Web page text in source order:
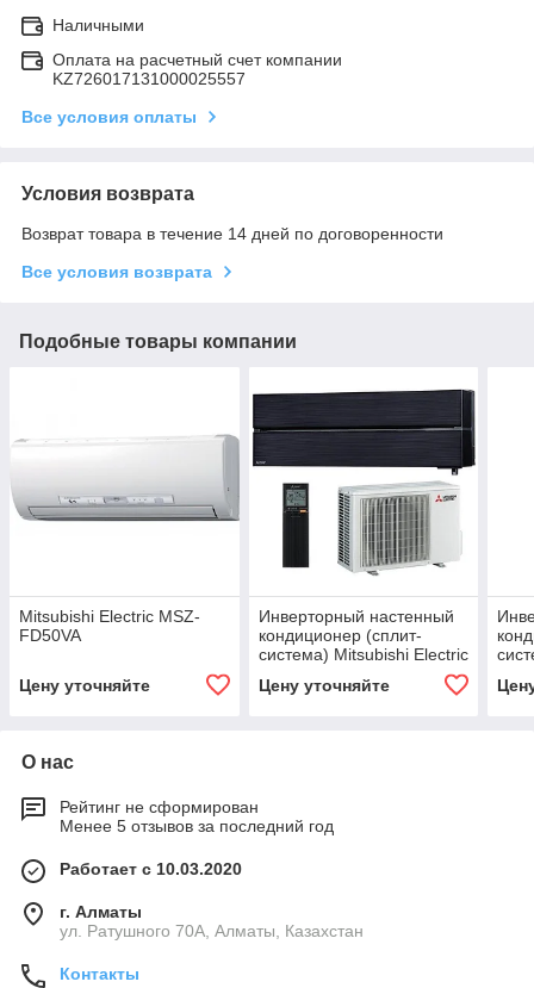
Наличными
Оплата на расчетный счет компании
KZ726017131000025557
Все условия оплаты
Условия возврата
Возврат товара в течение 14 дней по договоренности
Все условия возврата
Подобные товары компании
Mitsubishi Electric MSZ-
FD50VA
Цену уточняйте
Инверторный настенный
кондиционер (сплит-
система) Mitsubishi Electric
LN35VG2
Цену уточняйте
О нас
Рейтинг не сформирован
Менее 5 отзывов за последний год
Работает с 10.03.2020
г. Алматы
ул. Ратушного 70А, Алматы, Казахстан
Контакты